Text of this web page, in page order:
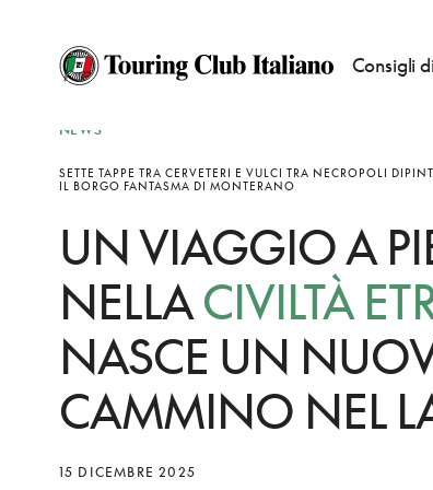
Consigli
NEWS
SETTE TAPPE TRA CERVETERI E VULCI TRA NECROPOLI
IL BORGO FANTASMA DI MONTERANO
UN VIAGGIO A
NELLA CIVILTÀ
NASCE UN
CAMMINO NEL
15 DICEMBRE 2025